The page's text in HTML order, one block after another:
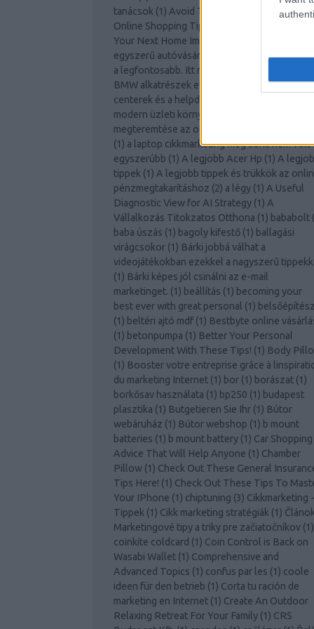
tanácsok (1) Avoid The Lines With These
Online Shopping Tips
Your Next Home Improvement Project!
egyszerű autóvásárlás
Az otthoni
a legfontosabb. Itt megtalálja a tippeket.
BMW alkatrészek etalont jelentenek!(1)A
centerek és a helpdesk támogatás szerepe a
modern üzleti környezetben
megteremtése az otthoni vállalkozás számára
(1) a laptop cikkmarketing még soha nem volt
egyszerúbb (1) A legjobb Acer Hp (1) A
tippek (1) A legjobb tippek és trükkök az
pénzmegtakarításhoz (2) a légy (1) A Useful
Diagnostic View for AI Strategy (1) A
Vállalkozás Titokzatos Otthona (1) bababolt (
baba úszás (1) bagoly kifestő (1) ballagási
virágcsokor (1) Bárki jobbá válhat a
videojátékokban ezekkel a nagyszerű
(1) Bárki képes jól csinálni az e-mail
marketinget. (1) beállítás (1) becoming your
best ever with great personal (1) belsőépítész
(1) beltéri ajtó mdf (1) Bestbyte online
(1) betonpumpa (1) Better Your Personal
Development With These Tips! (1) Body
(1) Booster votre entreprise grâce à
du marketing Internet (1) bor (1) borászat (1)
borkősav használata (1) bp250 (1) budapest
plasztika (1) Butgetieren Sie Ihr (1) Bútor
webáruház (1) Bútor webshop (1) b mount
batteries (1) b mount battery (1) Car Shopping
Advice That Will Help Anyone (1) Chamber
Pillow (1) Check Out These General
Tips Here! (1) Check Out These Tips To
Your IPhone (1) chiptuning (3) Cikkmarketing -
Tippek (1) Cikk marketing stratégiák (1)
Marketingové tipy a triky pre začiatočníkov (1)
coinkite coldcard (1) Coin Control is Back on
Wasabi Wallet (1) Comprehensive and
Advanced Topics (1) confus par les (1) coole
ideen für den betrieb (1) Corta tu ración de
marketing en Internet (1) Create An Outdoor
Relaxing Retreat For Your Family (1) CRS